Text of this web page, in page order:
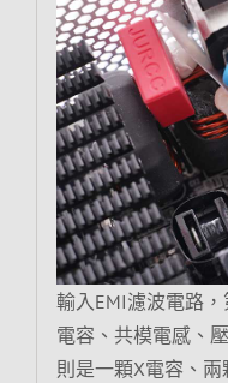
輸入EMI濾波電路
電容、共模電感、
則是一顆X電容、兩